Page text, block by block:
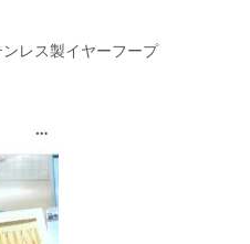
レス製イヤーフープ